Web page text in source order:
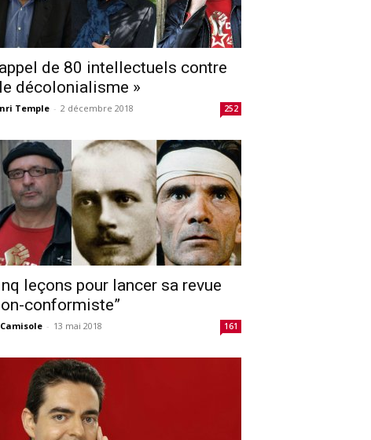
de 80 intellectuels contre
décolonialisme »
Temple - 2 décembre 2018 252
leçons pour lancer sa revue
conformiste”
- 13 mai 2018 161